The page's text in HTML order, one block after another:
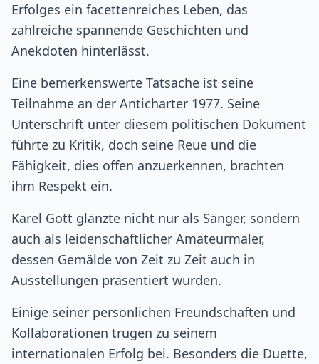
Erfolges ein facettenreiches Leben, das
zahlreiche spannende Geschichten und
Anekdoten hinterlässt.
Eine bemerkenswerte Tatsache ist seine
Teilnahme an der Anticharter 1977. Seine
Unterschrift unter diesem politischen Dokument
führte zu Kritik, doch seine Reue und die
Fähigkeit, dies offen anzuerkennen, brachten
ihm Respekt ein.
Karel Gott glänzte nicht nur als Sänger, sondern
auch als leidenschaftlicher Amateurmaler,
dessen Gemälde von Zeit zu Zeit auch in
Ausstellungen präsentiert wurden.
Einige seiner persönlichen Freundschaften und
Kollaborationen trugen zu seinem
internationalen Erfolg bei. Besonders die Duette,